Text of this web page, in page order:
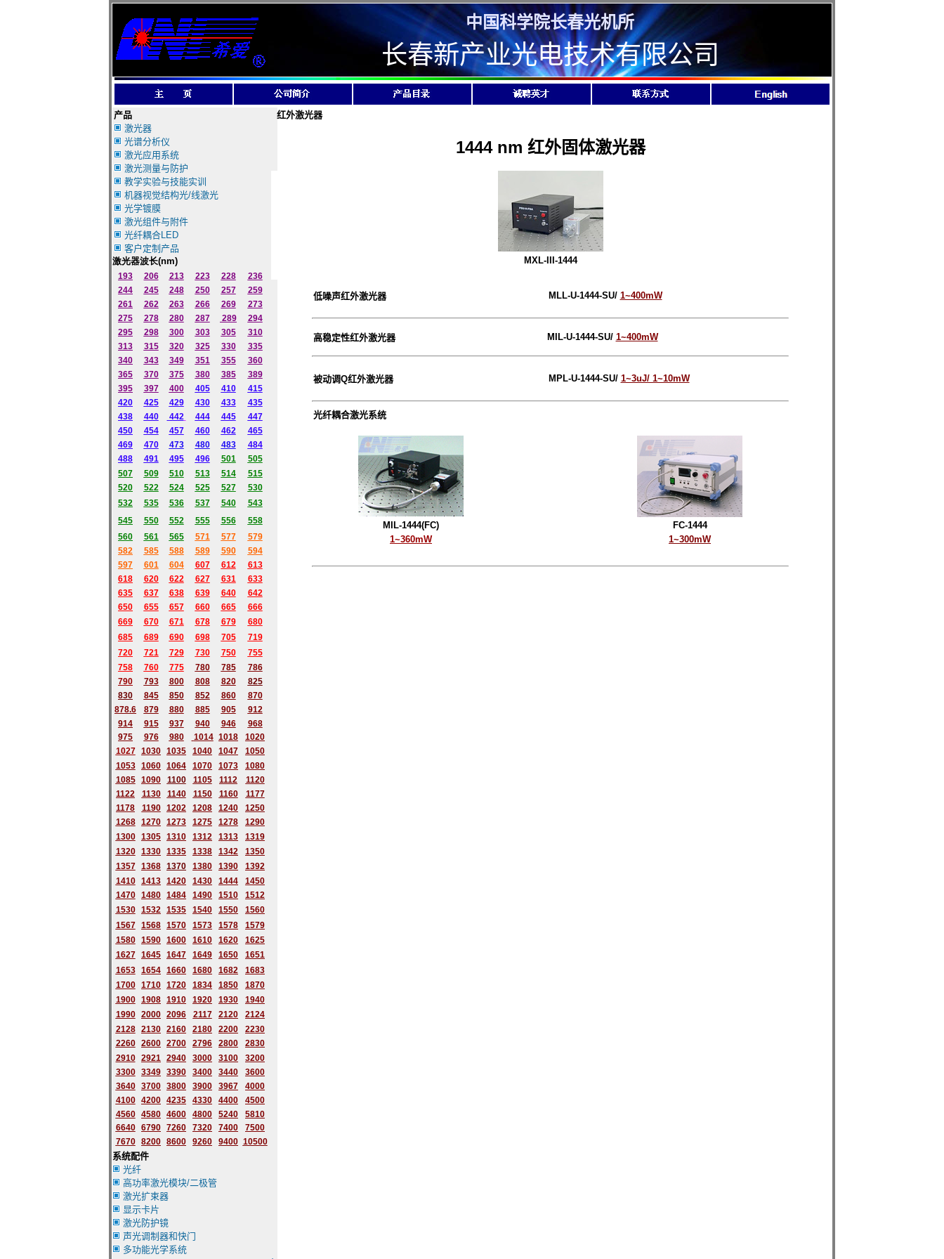
中国科学院长春光机所
长春新产业光电技术有限公司
产品
激光器
光谱分析仪
激光应用系统
激光测量与防护
教学实验与技能实训
机器视觉结构光/线激光
光学镀膜
激光组件与附件
光纤耦合LED
客户定制产品
激光器波长(nm)
193 206 213 223 228
236
244
245 248 250 257
259
261
262 263 266 269
273
275
278 280 287 289
294
295
298 300 303 305
310
313
315 320 325 330
335
340
343 349 351 355
360
365
370 375 380 385
389
395
397 400 405 410
415
420
425 429 430 433
435
438
440 442 444 445
447
450
454 457 460 462
465
469
470 473 480 483
484
488
491 495 496 501
505
507
509 510 513 514
515
520
522 524 525 527
530
532
535 536 537 540
543
545
550 552 555 556
558
560
561 565 571 577
579
582
585 588 589 590
594
597
601 604 607 612
613
618
620 622 627 631
633
635
637 638 639 640
642
650
655 657 660 665
666
669
670 671 678 679
680
685
689 690 698 705
719
720
721 729 730 750
755
758
760 775 780 785
786
790
793 800 808 820
825
830
845 850 852 860
870
878.6
879 880 885 905
912
914
915 937 940 946
968
975
976 980 1014 1018
1020
1027
1030 1035 1040 1047
1050
1053
1060 1064 1070 1073
1080
1085
1090 1100 1105 1112
1120
1122
1130 1140 1150 1160
1177
1178
1190 1202 1208 1240
1250
1268
1270 1273 1275 1278
1290
1300
1305 1310 1312 1313
1319
1320
1330 1335 1338 1342
1350
1357
1368 1370 1380 1390
1392
1410
1413 1420 1430 1444
1450
1470
1480 1484 1490 1510
1512
1530
1532 1535 1540 1550
1560
1567
1568 1570 1573 1578
1579
1580
1590 1600 1610 1620
1625
1627
1645 1647 1649 1650
1651
1653
1654 1660 1680 1682
1683
1700
1710 1720 1834 1850
1870
1900
1908 1910 1920 1930
1940
1990
2000 2096 2117 2120
2124
2128
2130 2160 2180 2200
2230
2260
2600 2700 2796 2800
2830
2910
2921 2940 3000 3100
3200
3300
3349 3390 3400 3440
3600
3640
3700 3800 3900 3967
4000
4100
4200 4235 4330 4400
4500
4560
4580 4600 4800 5240
5810
6640
6790 7260 7320 7400
7500
7670
8200 8600 9260 9400 10500
系统配件
光纤
高功率激光模块/二极管
激光扩束器
显示卡片
激光防护镜
声光调制器和快门
多功能光学系统
红外激光器
1444 nm 红外固体激光器
MXL-III-1444
低噪声红外激光器 MLL-U-1444-SU/ 1~400mW
高稳定性红外激光器 MIL-U-1444-SU/ 1~400mW
被动调Q红外激光器 MPL-U-1444-SU/ 1~3uJ/ 1~10mW
光纤耦合激光系统
MIL-1444(FC)
FC-1444
1~360mW
1~300mW